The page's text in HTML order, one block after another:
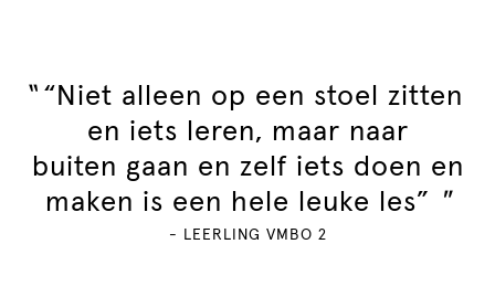
" “Niet alleen op een stoel zitten
en iets leren, maar naar
buiten gaan en zelf iets doen en
maken is een hele leuke les” "
- LEERLING VMBO 2